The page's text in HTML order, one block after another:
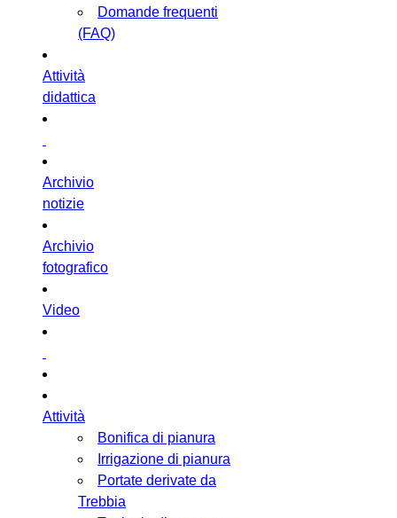
Domande frequenti
(FAQ)
Attività
didattica
Archivio
notizie
Archivio
fotografico
Video
Attività
Bonifica di pianura
Irrigazione di pianura
Portate derivate da
Trebbia